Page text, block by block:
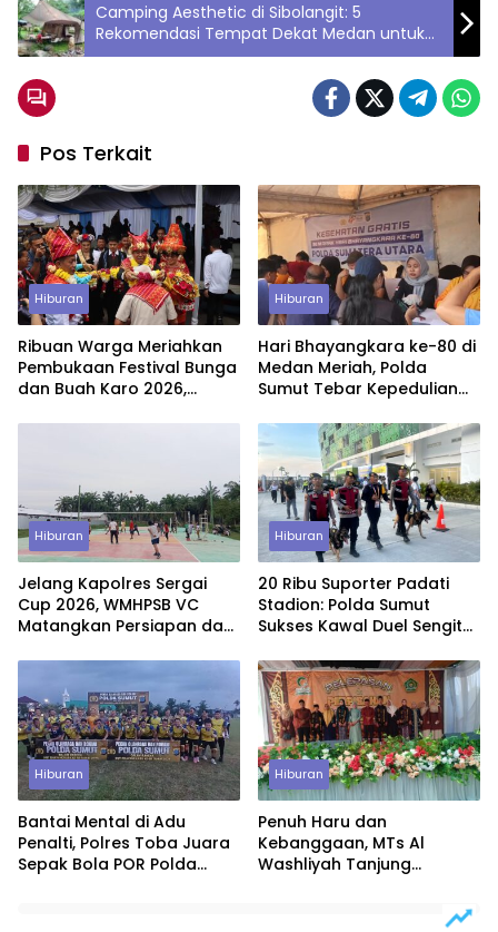
Camping Aesthetic di Sibolangit: 5
Rekomendasi Tempat Dekat Medan untuk
Liburan Alam yang Instagramable
Pos Terkait
Hiburan
Ribuan Warga Meriahkan
Pembukaan Festival Bunga
dan Buah Karo 2026,
Berjalan Maksimal
Hiburan
Hari Bhayangkara ke-80 di
Medan Meriah, Polda
Sumut Tebar Kepedulian
Gratis untuk Warga
Hiburan
Jelang Kapolres Sergai
Cup 2026, WMHPSB VC
Matangkan Persiapan dan
Hiburan
20 Ribu Suporter Padati
Stadion: Polda Sumut
Sukses Kawal Duel Sengit
Hiburan
Bantai Mental di Adu
Penalti, Polres Toba Juara
Sepak Bola POR Polda
Hiburan
Penuh Haru dan
Kebanggaan, MTs Al
Washliyah Tanjung